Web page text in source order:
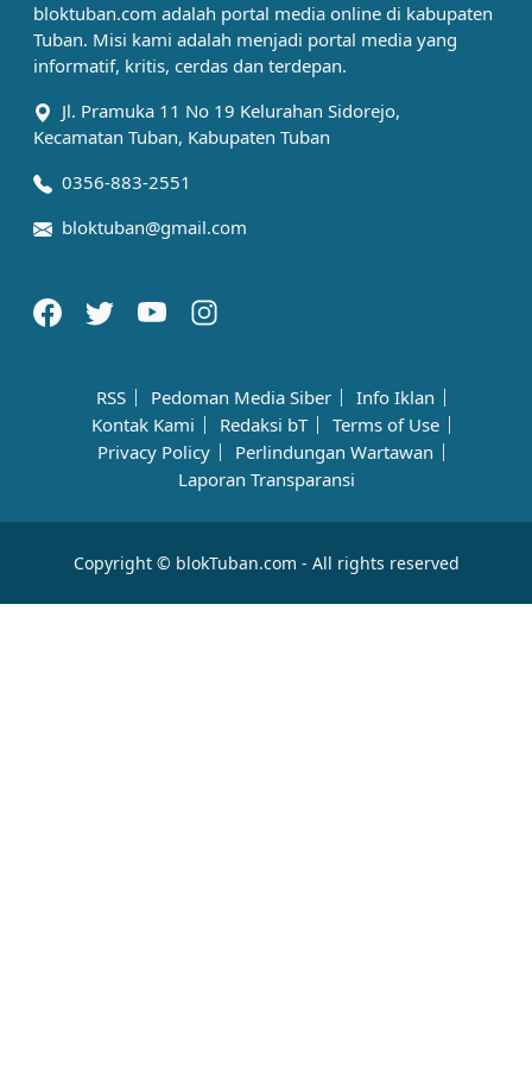
bloktuban.com adalah portal media online di kabupaten
Tuban. Misi kami adalah menjadi portal media yang
informatif, kritis, cerdas dan terdepan.
Jl. Pramuka 11 No 19 Kelurahan Sidorejo,
Kecamatan Tuban, Kabupaten Tuban
0356-883-2551
bloktuban@gmail.com
RSS Pedoman Media Siber
Info Iklan
Kontak Kami
Redaksi bT
Terms of Use
Privacy Policy
Perlindungan Wartawan
Laporan Transparansi
Copyright © blokTuban.com - All rights reserved